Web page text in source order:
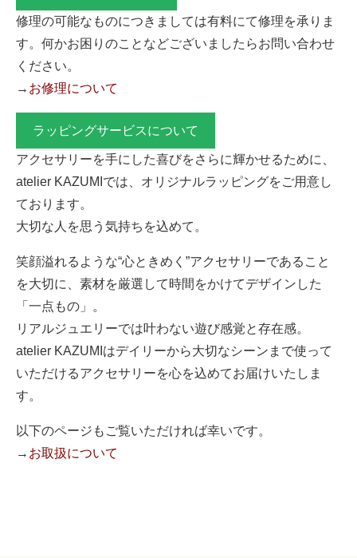
修理の可能なものにつきましては有料にて修理を承りま
す。何かお困りのことなどございましたらお問い合わせ
ください。
→ お修理について
ラッピングサービスについて
アクセサリーを手にした喜びをさらに輝かせるために、
atelier KAZUMIでは、オリジナルラッピングをご用意し
ております。
大切な人を思う気持ちを込めて。
笑顔溢れるような“心ときめく”アクセサリーであること
を大切に、素材を厳選して時間をかけてデザインした
「一点もの」。
リアルジュエリーでは叶わない遊び感覚と存在感。
atelier KAZUMIはデイリーから大切なシーンまで使って
いただけるアクセサリーを心を込めてお届けいたしま
す。
以下のページもご覧いただければ幸いです。
→ お取扱について